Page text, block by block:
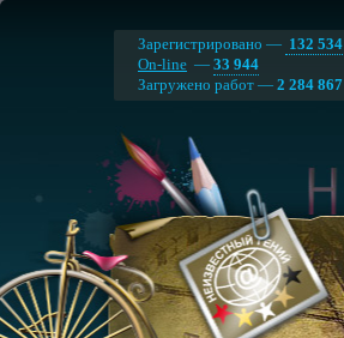
Зарегистрировано — 132 534
On-line — 33 944
Загружено работ — 2 284 867